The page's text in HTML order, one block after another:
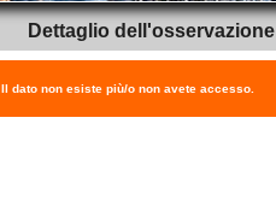
Dettaglio dell'osservazione
Il dato non esiste più/o non avete accesso.